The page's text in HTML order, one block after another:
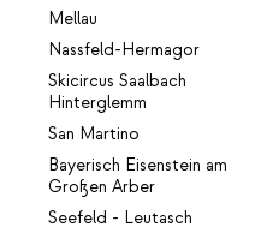
Mellau
Nassfeld-Hermagor
Skicircus Saalbach
Hinterglemm
San Martino
Bayerisch Eisenstein am
Großen Arber
Seefeld - Leutasch